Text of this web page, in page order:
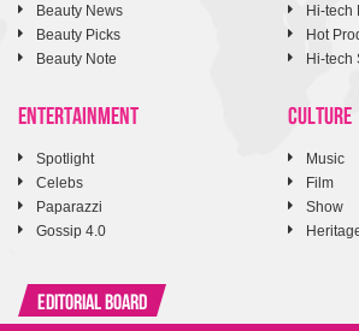
Beauty News
Beauty Picks
Beauty Note
Hi-tech
Hot
Hi-tech
ENTERTAINMENT
Spotlight
Celebs
Paparazzi
Gossip 4.0
CULTURE
Music
Film
Show
Editorial Board